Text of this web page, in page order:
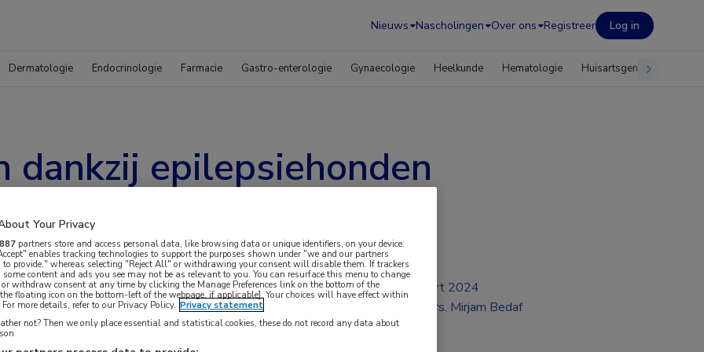
Nieuws Nascholingen Over ons Registreer Log in
Dermatologie Endocrinologie Farmacie Gastro-enterologie Gynaecologie Heelkunde Hematologie Huisartsgeneeskunde
dankzij epilepsiehonden
kan het hebben van een epilepsiehond het
Nederlands onderzoek EPISODE
mrt 2024
Drs. Mirjam Bedaf
Your Privacy
887 partners store and access personal data, like browsing data or unique identifiers, on your device.
enables tracking technologies to support the purposes shown under "we and our partners
to provide," whereas selecting "Reject All" or withdrawing your consent will disable them. If trackers
some content and ads you see may not be as relevant to you. You can resurface this menu to change
or withdraw consent at any time by clicking the Manage Preferences link on the bottom of the
floating icon on the bottom-left of the webpage, if applicable]. Your choices will have effect within
more details, refer to our Privacy Policy. Privacy statement
not? Then we only place essential and statistical cookies, these do not record any data about